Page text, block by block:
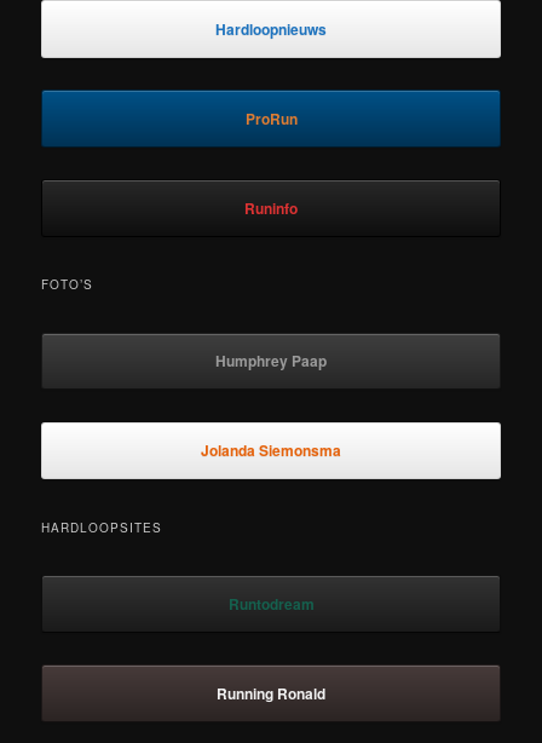
Hardloopnieuws
ProRun
Runinfo
FOTO’S
Humphrey Paap
Jolanda Siemonsma
HARDLOOPSITES
Runtodream
Running Ronald